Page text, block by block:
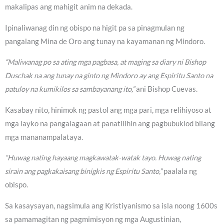
makalipas ang mahigit anim na dekada.
Ipinaliwanag din ng obispo na higit pa sa pinagmulan ng
pangalang Mina de Oro ang tunay na kayamanan ng Mindoro.
“Maliwanag po sa ating mga pagbasa, at maging sa diary ni Bishop
Duschak na ang tunay na ginto ng Mindoro ay ang Espiritu Santo na
patuloy na kumikilos sa sambayanang ito,”ani Bishop Cuevas.
Kasabay nito, hinimok ng pastol ang mga pari, mga relihiyoso at
mga layko na pangalagaan at panatilihin ang pagbubuklod bilang
mga mananampalataya.
“Huwag nating hayaang magkawatak-watak tayo. Huwag nating
sirain ang pagkakaisang binigkis ng Espiritu Santo,”paalala ng
obispo.
Sa kasaysayan, nagsimula ang Kristiyanismo sa isla noong 1600s
sa pamamagitan ng pagmimisyon ng mga Augustinian,